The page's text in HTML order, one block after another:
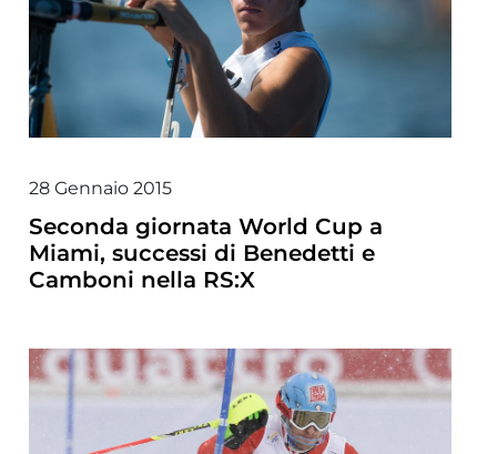
28 Gennaio 2015
Seconda giornata World Cup a
Miami, successi di Benedetti e
Camboni nella RS:X